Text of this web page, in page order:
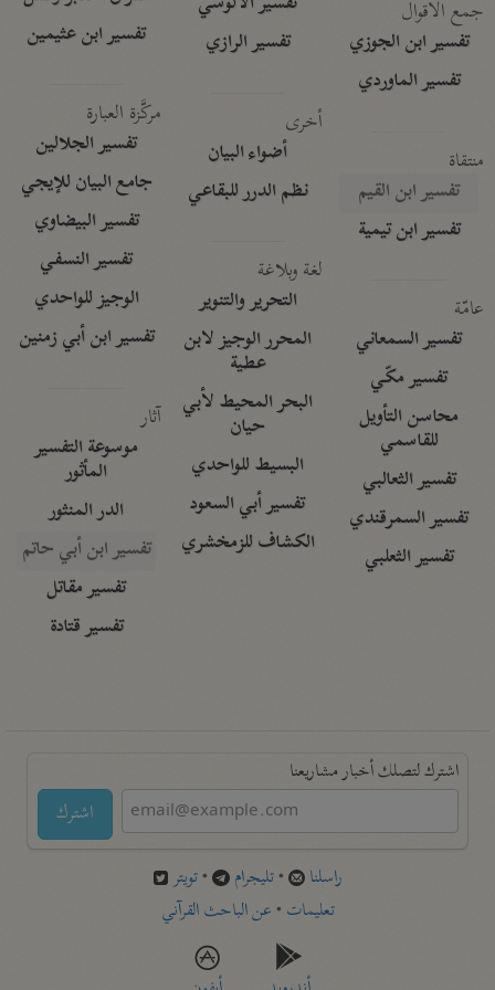
جمع الأقوال
تفسير ابن الجوزي
تفسير الماوردي
منتقاة
تفسير ابن القيم
تفسير ابن تيمية
عامّة
تفسير السمعاني
تفسير مكّي
محاسن التأويل
للقاسمي
تفسير الثعالبي
تفسير السمرقندي
تفسير الثعلبي
تفسير الرازي
أخرى
أضواء البيان
نظم الدرر للبقاعي
لغة وبلاغة
التحرير والتنوير
المحرر الوجيز لابن
عطية
البحر المحيط لأبي
حيان
البسيط للواحدي
تفسير أبي السعود
الكشاف للزمخشري
تفسير ابن عثيمين
مركَّزة العبارة
تفسير الجلالين
جامع البيان للإيجي
تفسير البيضاوي
تفسير النسفي
الوجيز للواحدي
تفسير ابن أبي زمنين
آثار
موسوعة التفسير
المأثور
الدر المنثور
تفسير ابن أبي حاتم
تفسير مقاتل
تفسير قتادة
اشترك لتصلك أخبار مشاريعنا
اشترك
راسلنا •تليجرام •تويتر
تعليمات •عن الباحث القرآني